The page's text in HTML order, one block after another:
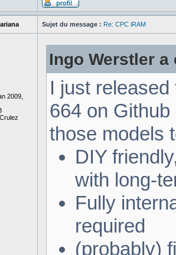
Sujet du message : Re: CPC iRAM
2009,
Ingo Werstler a
I just
664 on
those models
DIY
with long-
Fully
required
(probably)